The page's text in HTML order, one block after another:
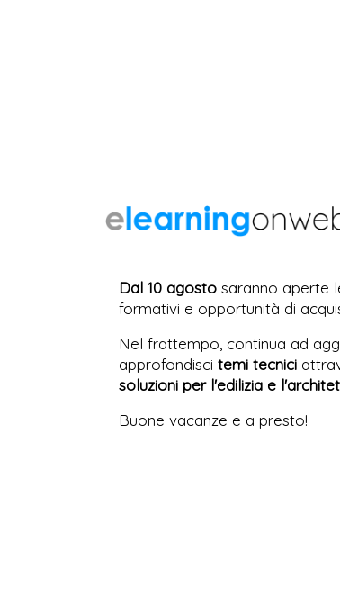
Dal 10 agosto saranno aperte
formativi e opportunità di
Nel frattempo, continua ad
approfondisci temi tecnici
soluzioni per l'edilizia e
Buone vacanze e a presto!